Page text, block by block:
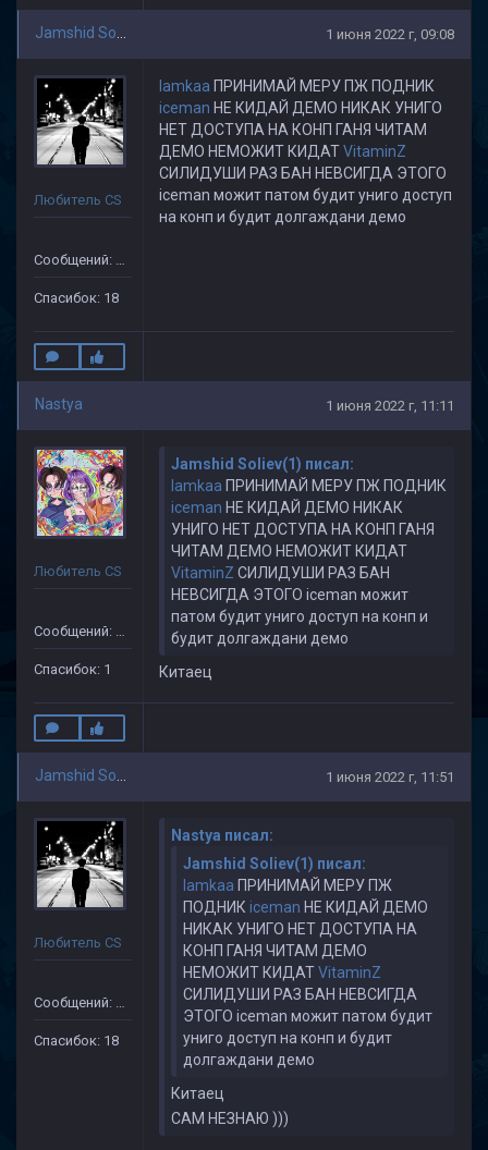
1 июня 2022 г, 09:08
Любитель CS
Сообщений: 505
Спасибок: 18
lamkaa ПРИНИМАЙ МЕРУ ПЖ ПОДНИК
iceman НЕ КИДАЙ ДЕМО НИКАК УНИГО
НЕТ ДОСТУПА НА КОНП ГАНЯ ЧИТАМ
ДЕМО НЕМОЖИТ КИДАТVitaminZ
СИЛИДУШИ РАЗ БАН НЕВСИГДА ЭТОГО
iceman можит патом будит униго доступ
на конп и будит долгаждани демо
Nastya 1 июня 2022 г, 11:11
Любитель CS
Сообщений: 10
Спасибок: 1
Jamshid Soliev(1) писал:
lamkaa ПРИНИМАЙ МЕРУ ПЖ ПОДНИК
iceman НЕ КИДАЙ ДЕМО НИКАК
УНИГО НЕТ ДОСТУПА НА КОНП ГАНЯ
ЧИТАМ ДЕМО НЕМОЖИТ КИДАТ
VitaminZ СИЛИДУШИ РАЗ БАН
НЕВСИГДА ЭТОГО iceman можит
патом будит униго доступ на конп и
будит долгаждани демо
Китаец
1 июня 2022 г, 11:51
Любитель CS
Сообщений: 505
Спасибок: 18
Nastya писал:
Jamshid Soliev(1) писал:
lamkaa ПРИНИМАЙ МЕРУ ПЖ
ПОДНИК iceman НЕ КИДАЙ ДЕМО
НИКАК УНИГО НЕТ ДОСТУПА НА
КОНП ГАНЯ ЧИТАМ ДЕМО
НЕМОЖИТ КИДАТVitaminZ
СИЛИДУШИ РАЗ БАН НЕВСИГДА
ЭТОГО iceman можит патом будит
униго доступ на конп и будит
долгаждани демо
Китаец
САМ НЕЗНАЮ )))